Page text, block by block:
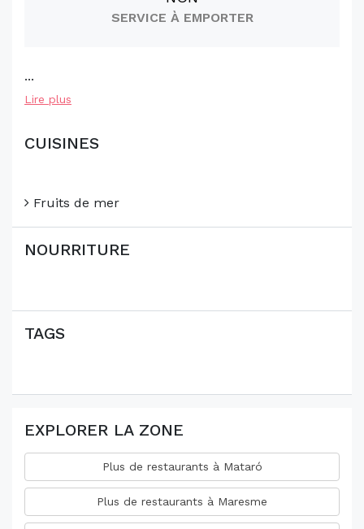
SERVICE À EMPORTER
...
Lire plus
CUISINES
Fruits de mer
NOURRITURE
TAGS
EXPLORER LA ZONE
Plus de restaurants à Mataró
Plus de restaurants à Maresme